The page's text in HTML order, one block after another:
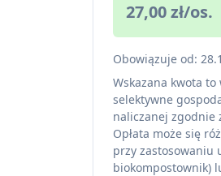
27,00 zł/os.
Obowiązuje od:
Wskazana kwota to
selektywne
naliczanej zgodnie
Opłata może się
przy zastosowaniu
biokompostownik)